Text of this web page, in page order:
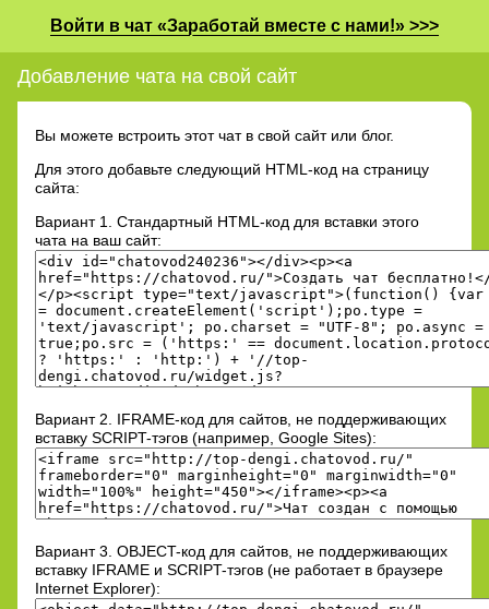
Войти в чат «Заработай вместе с нами!» >>>
Добавление чата на свой сайт
Вы можете встроить этот чат в свой сайт или блог.
Для этого добавьте cледующий HTML-код на страницу
сайта:
Вариант 1. Стандартный HTML-код для вставки этого
чата на ваш сайт:
Вариант 2. IFRAME-код для сайтов, не поддерживающих
вставку SCRIPT-тэгов (например, Google Sites):
Вариант 3. OBJECT-код для сайтов, не поддерживающих
вставку IFRAME и SCRIPT-тэгов (не работает в браузере
Internet Explorer):